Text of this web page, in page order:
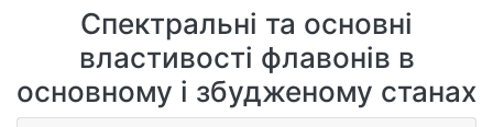
Спектральні та основні
властивості флавонів в
основному і збудженому станах